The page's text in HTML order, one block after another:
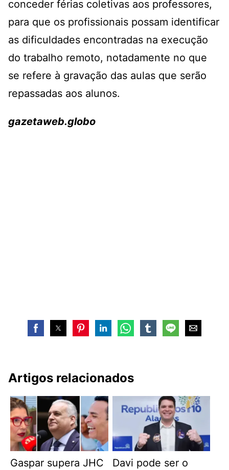
conceder férias coletivas aos professores,
para que os profissionais possam identificar
as dificuldades encontradas na execução
do trabalho remoto, notadamente no que
se refere à gravação das aulas que serão
repassadas aos alunos.
gazetaweb.globo
Artigos relacionados
Gaspar supera JHC
Davi pode ser o